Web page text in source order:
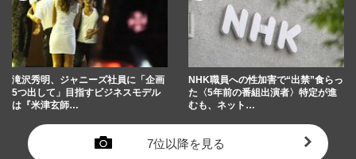
滝沢秀明、ジャニーズ社員に「企画
5つ出して」目指すビジネスモデル
は『米津玄師…
NHK職員への性加害で“出禁”食らっ
た〈5年前の番組出演者〉特定が進
むも、ネット…
7位以降を見る